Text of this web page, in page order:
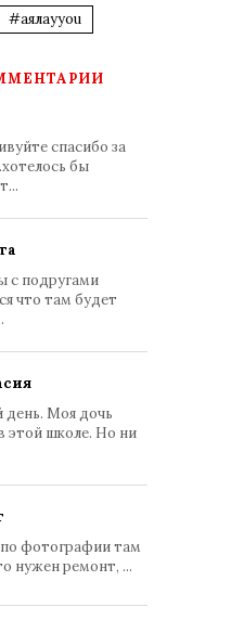
#аялауyou
спасибо за
бы
с подругами
что там будет
Моя дочь
этой школе. Но ни
фотографии там
нужен ремонт, ...